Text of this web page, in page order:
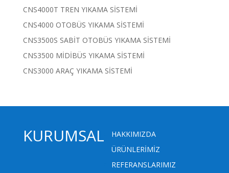
CNS4000T TREN YIKAMA SİSTEMİ
CNS4000 OTOBÜS YIKAMA SİSTEMİ
CNS3500S SABİT OTOBÜS YIKAMA SİSTEMİ
CNS3500 MİDİBÜS YIKAMA SİSTEMİ
CNS3000 ARAÇ YIKAMA SİSTEMİ
KURUMSAL
HAKKIMIZDA
ÜRÜNLERİMİZ
REFERANSLARIMIZ